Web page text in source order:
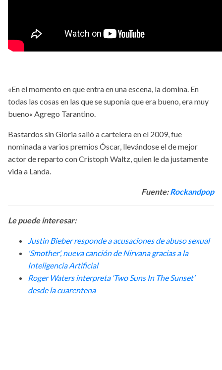
«En el momento en que entra en una escena, la domina. En
todas las cosas en las que se suponía que era bueno, era muy
bueno« Agrego Tarantino.
Bastardos sin Gloria salió a cartelera en el 2009, fue
nominada a varios premios Óscar, llevándose el de mejor
actor de reparto con Cristoph Waltz, quien le da justamente
vida a Landa.
Fuente:Rockandpop
Le puede interesar:
Justin Bieber responde a acusaciones de abuso sexual
'Smother', nueva canción de Nirvana gracias a la
Inteligencia Artificial
Roger Waters interpreta ‘Two Suns In The Sunset’
desde la cuarentena